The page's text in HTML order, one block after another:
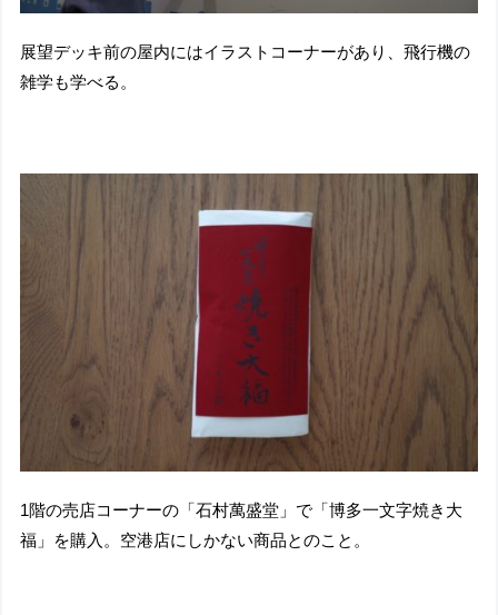
展望デッキ前の屋内にはイラストコーナーがあり、飛行機の
雑学も学べる。
1階の売店コーナーの「石村萬盛堂」で「博多一文字焼き大
福」を購入。空港店にしかない商品とのこと。